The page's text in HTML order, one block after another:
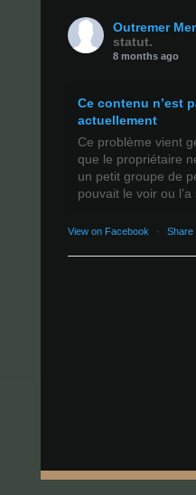
Outremer
statut.
8 months ago
Ce contenu n’est
actuellement
Ce problème vient
que le propriétaire
un petit groupe de
pouvait le voir ou
View on Facebook · Share